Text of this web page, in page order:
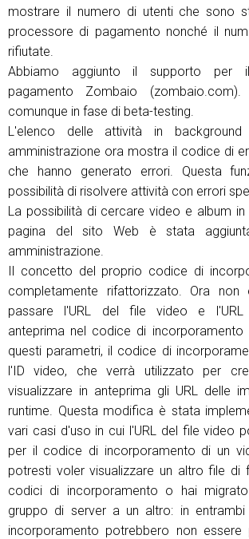
mostrare il numero di utenti che sono
processore di pagamento nonché il
rifiutate.
Abbiamo aggiunto il supporto per
pagamento Zombaio (zombaio.com).
comunque in fase di beta-testing.
L'elenco delle attività in
amministrazione ora mostra il codice di
che hanno generato errori. Questa
possibilità di risolvere attività con errori
La possibilità di cercare video e album in
pagina del sito Web è stata
amministrazione.
Il concetto del proprio codice di
completamente rifattorizzato. Ora non
passare l'URL del file video e l'URL
anteprima nel codice di
questi parametri, il codice di
l'ID video, che verrà utilizzato per
visualizzare in anteprima gli URL delle
runtime. Questa modifica è stata
vari casi d'uso in cui l'URL del file video
per il codice di incorporamento di un
potresti voler visualizzare un altro file di
codici di incorporamento o hai
gruppo di server a un altro: in
incorporamento potrebbero non essere